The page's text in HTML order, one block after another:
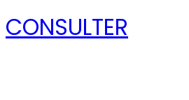
CONSULTER